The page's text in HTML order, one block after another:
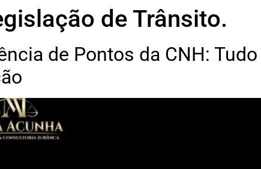
de Trânsito.
de Pontos da CNH: